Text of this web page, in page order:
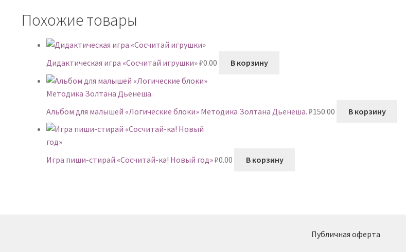
Похожие товары
Дидактическая игра «Сосчитай игрушки»₽0.00 В корзину
Альбом для малышей «Логические блоки» Методика Золтана Дьенеша. ₽150.00 В корзину
Игра пиши-стирай «Сосчитай-ка! Новый год»₽0.00 В корзину
Публичная оферта